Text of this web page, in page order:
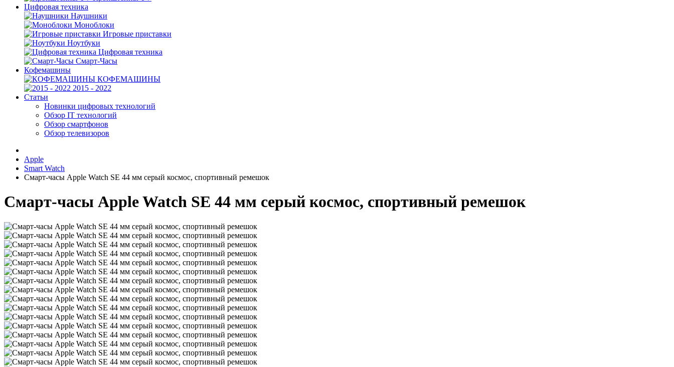
Цифровая техника
Наушники
Моноблоки
Игровые приставки
Ноутбуки
Цифровая техника
Смарт-Часы
Кофемашины
КОФЕМАШИНЫ
2015 - 2022
Статьи
Новинки цифровых технологий
Обзор IT технологий
Обзор смартфонов
Обзор телевизоров
Apple
Smart Watch
Смарт-часы Apple Watch SE 44 мм серый космос, спортивный ремешок
Смарт-часы Apple Watch SE 44 мм серый космос, спортивный ремешок